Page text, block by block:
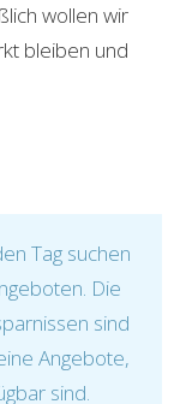
wollen wir
bleiben und
Tag suchen
Die
sind
Angebote,
sind.